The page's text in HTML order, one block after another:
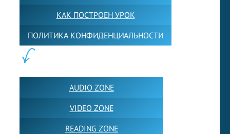
КАК ПОСТРОЕН УРОК
ПОЛИТИКА КОНФИДЕНЦИАЛЬНОСТИ
AUDIO ZONE
VIDEO ZONE
READING ZONE